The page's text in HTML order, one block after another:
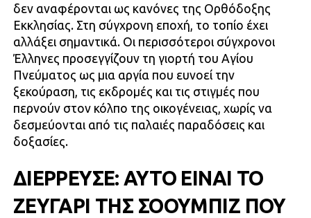
δεν αναφέρονται ως κανόνες της Ορθόδοξης
Εκκλησίας. Στη σύγχρονη εποχή, το τοπίο έχει
αλλάξει σημαντικά. Οι περισσότεροι σύγχρονοι
Έλληνες προσεγγίζουν τη γιορτή του Αγίου
Πνεύματος ως μια αργία που ευνοεί την
ξεκούραση, τις εκδρομές και τις στιγμές που
περνούν στον κόλπο της οικογένειας, χωρίς να
δεσμεύονται από τις παλαιές παραδόσεις και
δοξασίες.
ΔΙΕΡΡΕΥΣΕ: ΑΥΤΟ ΕΙΝΑΙ ΤΟ
ΖΕΥΓΑΡΙ ΤΗΣ ΣΟΟΥΜΠΙΖ ΠΟΥ